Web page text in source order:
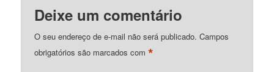
Deixe um comentário
O seu endereço de e-mail não será publicado. Campos
obrigatórios são marcados com*